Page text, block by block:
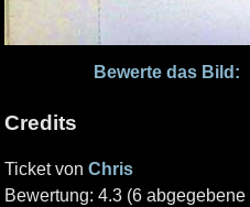
Bewerte das Bild:
Credits
Ticket von Chris
Bewertung: 4.3 (6